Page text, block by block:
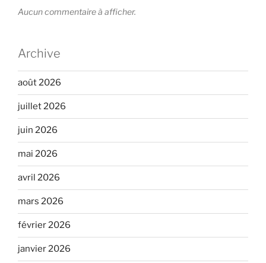
Aucun commentaire à afficher.
Archive
août 2026
juillet 2026
juin 2026
mai 2026
avril 2026
mars 2026
février 2026
janvier 2026